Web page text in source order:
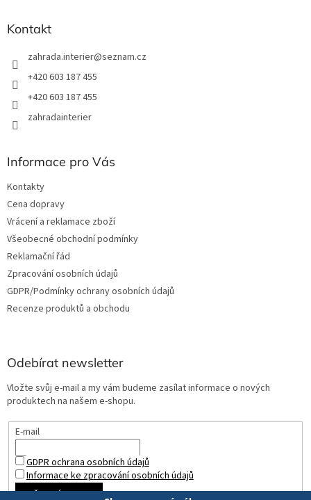
Kontakt
zahrada.interier@seznam.cz
+420 603 187 455
+420 603 187 455
zahradainterier
Informace pro Vás
Kontakty
Cena dopravy
Vrácení a reklamace zboží
Všeobecné obchodní podmínky
Reklamační řád
Zpracování osobních údajů
GDPR/Podmínky ochrany osobních údajů
Recenze produktů a obchodu
Odebírat newsletter
Vložte svůj e-mail a my vám budeme zasílat informace o nových
produktech na našem e-shopu.
E-mail
GDPR ochrana osobních údajů
Informace ke zpracování osobních údajů
PŘIHLÁSIT SE